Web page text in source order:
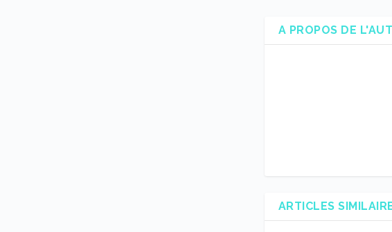
A PROPOS DE
ARTICLES